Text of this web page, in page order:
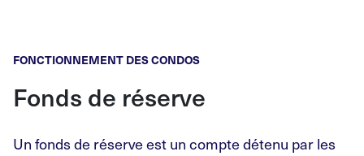
FONCTIONNEMENT DES CONDOS
Fonds de réserve
Un fonds de réserve est un compte détenu par les